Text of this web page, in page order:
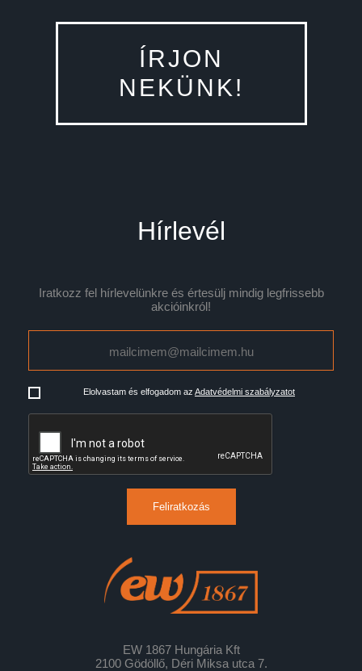
ÍRJON
NEKÜNK!
Hírlevél
Iratkozz fel hírlevelünkre és értesülj mindig legfrissebb
akcióinkról!
Elolvastam és elfogadom az Adatvédelmi szabályzatot
Feliratkozás
EW 1867 Hungária Kft
2100 Gödöllő, Déri Miksa utca 7.